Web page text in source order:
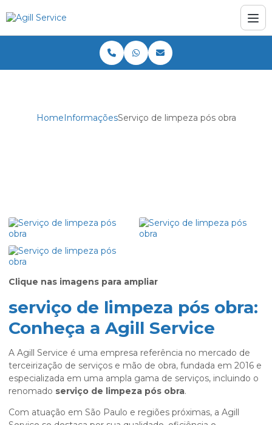
HomeInformaçõesServiço de limpeza pós obra
Clique nas imagens para ampliar
serviço de limpeza pós obra:
Conheça a Agill Service
A Agill Service é uma empresa referência no mercado de
terceirização de serviços e mão de obra, fundada em 2016 e
especializada em uma ampla gama de serviços, incluindo o
renomado serviço de limpeza pós obra.
Com atuação em São Paulo e regiões próximas, a Agill